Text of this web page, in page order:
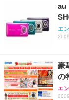
au
エ
豪
の
エ